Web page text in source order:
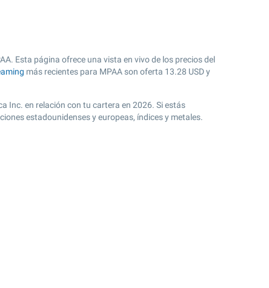
Esta página ofrece una vista en vivo de los precios del
más recientes para MPAA son oferta 13.28 USD y
Inc. en relación con tu cartera en 2026. Si estás
estadounidenses y europeas, índices y metales.